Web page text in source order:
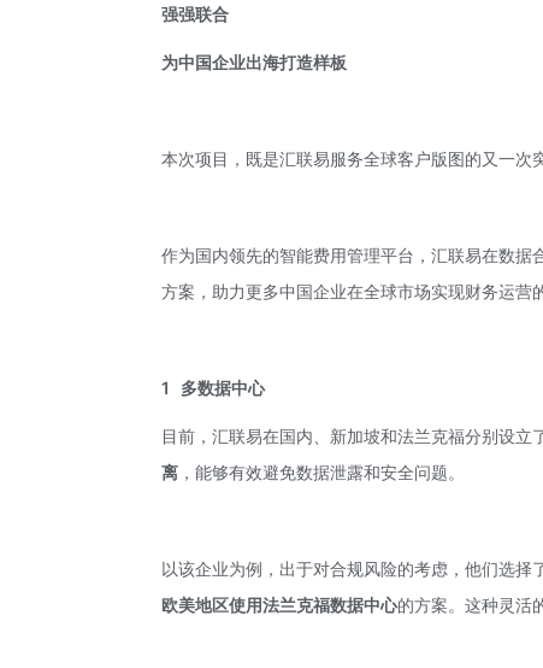
强强联合
为中国企业出海打造样板
本次项目，既是汇联易服务全球客户版图的又一次
作为国内领先的智能费用管理平台，汇联易在数
方案，助力更多中国企业在全球市场实现财务运营
1 多数据中心
目前，汇联易在国内、新加坡和法兰克福分别设
离 ，能够有效避免数据泄露和安全问题。
以该企业为例，出于对合规风险的考虑，他们选择
欧美地区使用法兰克福数据中心的方案。这种灵活